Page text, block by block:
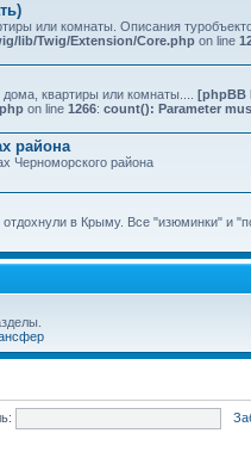
или комнаты. Описания
lib/Twig/Extension/Core.php on line
квартиры или комнаты.... [phpBB
on line 1266: count(): Parameter
района
Черноморского района
в Крыму. Все "изюминки" и